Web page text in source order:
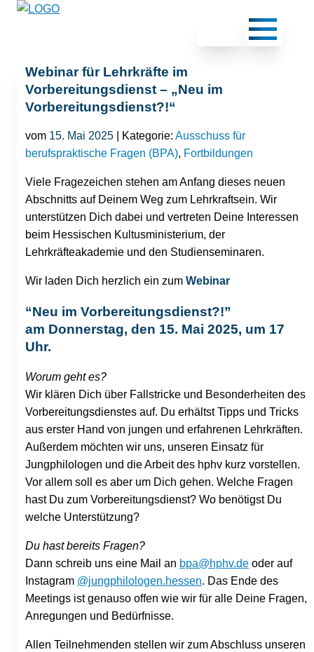
Webinar für Lehrkräfte im
Vorbereitungsdienst – „Neu im
Vorbereitungsdienst?!“
vom 15. Mai 2025 | Kategorie: Ausschuss für
berufspraktische Fragen (BPA), Fortbildungen
Viele Fragezeichen stehen am Anfang dieses neuen
Abschnitts auf Deinem Weg zum Lehrkraftsein. Wir
unterstützen Dich dabei und vertreten Deine Interessen
beim Hessischen Kultusministerium, der
Lehrkräfteakademie und den Studienseminaren.
Wir laden Dich herzlich ein zum Webinar
“Neu im Vorbereitungsdienst?!”
am Donnerstag, den 15. Mai 2025, um 17
Uhr.
Worum geht es?
Wir klären Dich über Fallstricke und Besonderheiten des
Vorbereitungsdienstes auf. Du erhältst Tipps und Tricks
aus erster Hand von jungen und erfahrenen Lehrkräften.
Außerdem möchten wir uns, unseren Einsatz für
Jungphilologen und die Arbeit des hphv kurz vorstellen.
Vor allem soll es aber um Dich gehen. Welche Fragen
hast Du zum Vorbereitungsdienst? Wo benötigst Du
welche Unterstützung?
Du hast bereits Fragen?
Dann schreib uns eine Mail an bpa@hphv.de oder auf
Instagram @jungphilologen.hessen. Das Ende des
Meetings ist genauso offen wie wir für alle Deine Fragen,
Anregungen und Bedürfnisse.
Allen Teilnehmenden stellen wir zum Abschluss unseren